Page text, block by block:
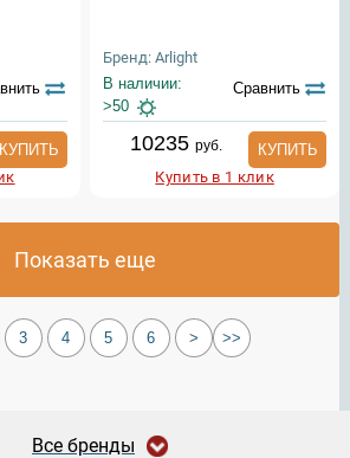
КУПИТЬ
Бренд: Arlight
В наличии:
>50
Сравнить
10235 руб.
КУПИТЬ
Купить в 1 клик
Показать еще
3 4 5 6 > >>
Все бренды